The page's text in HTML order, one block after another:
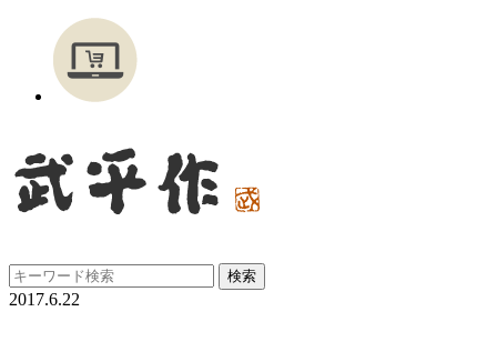
2017.6.22